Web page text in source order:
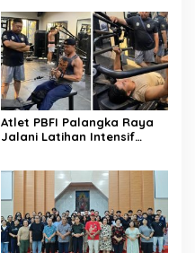
Atlet PBFI Palangka Raya
Jalani Latihan Intensif